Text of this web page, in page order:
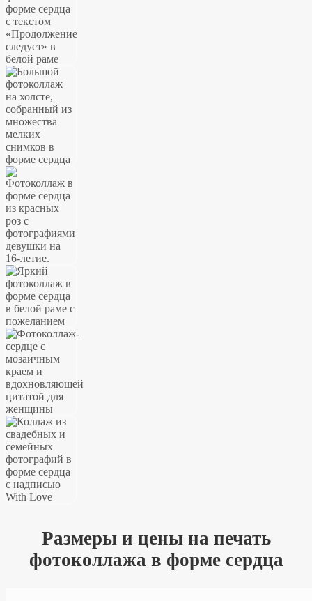
Размеры и цены на печать
фотоколлажа в форме сердца